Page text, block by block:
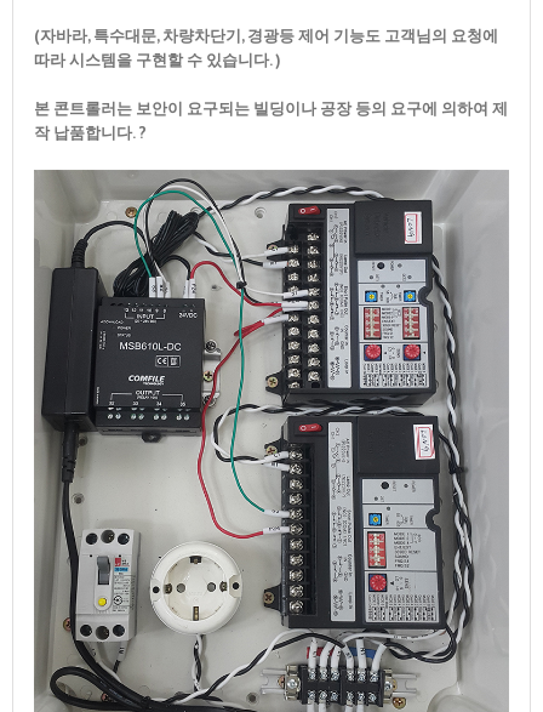
(자바라, 특수대문, 차량차단기, 경광등 제어 기능도 고객님의 요청에
따라 시스템을 구현할 수 있습니다. )
본 콘트롤러는 보안이 요구되는 빌딩이나 공장 등의 요구에 의하여 제
작 납품합니다. ?